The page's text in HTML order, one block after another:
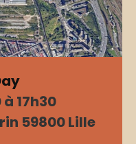
17h30
59800 Lille